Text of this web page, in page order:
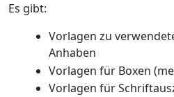
Es gibt:
Vorlagen zu
Anhaben
Vorlagen für Boxen
Vorlagen für